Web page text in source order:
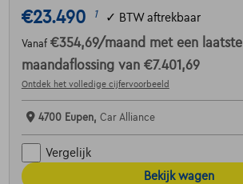
€23.490 1 ✓ BTW aftrekbaar
Vanaf €354,69/maand met een laatste
maandaflossing van €7.401,69
Ontdek het volledige cijfervoorbeeld
4700 Eupen, Car Alliance
Vergelijk
Bekijk wagen